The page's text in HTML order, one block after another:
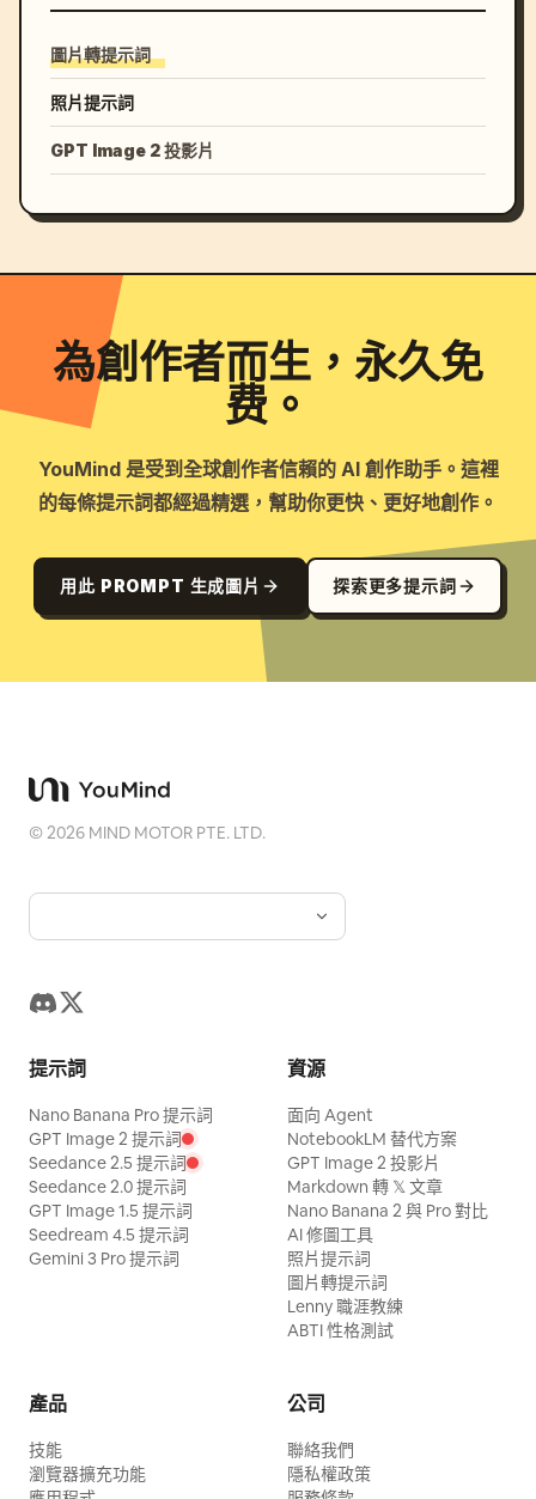
圖片轉提示詞
照片提示詞
GPT Image 2 投影片
為創作者而生，永久免
费。
YouMind 是受到全球創作者信賴的 AI 創作助手。這裡
的每條提示詞都經過精選，幫助你更快、更好地創作。
用此 PROMPT 生成圖片 探索更多提示詞
©2026 MIND MOTOR PTE. LTD.
提示詞
Nano Banana Pro 提示詞
GPT Image 2 提示詞
Seedance 2.5 提示詞
Seedance 2.0 提示詞
GPT Image 1.5 提示詞
Seedream 4.5 提示詞
Gemini 3 Pro 提示詞
資源
面向 Agent
NotebookLM 替代方案
GPT Image 2 投影片
Markdown 轉 𝕏 文章
Nano Banana 2 與 Pro 對比
AI 修圖工具
照片提示詞
圖片轉提示詞
Lenny 職涯教練
ABTI 性格測試
產品
技能
瀏覽器擴充功能
公司
聯絡我們
隱私權政策